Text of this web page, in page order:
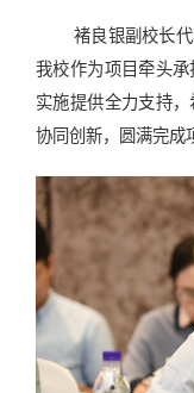
褚良银副校长
我校作为项目牵头
实施提供全力支持，
协同创新，圆满完成